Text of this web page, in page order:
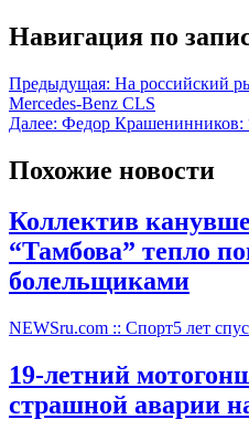
Навигация по
Предыдущая: На российский
Mercedes-Benz CLS
Далее: Федор Крашенинников:
Похожие новости
Коллектив
“Тамбова” тепло
болельщиками
NEWSru.com :: Спорт5 лет
19-летний
страшной аварии